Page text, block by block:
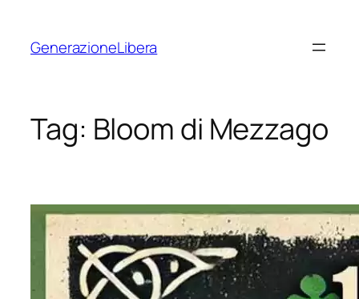
contenuto
GenerazioneLibera
Tag: Bloom di Mezzago